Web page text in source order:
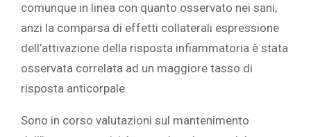
comunque in linea con quanto osservato nei sani,
anzi la comparsa di effetti collaterali espressione
dell’attivazione della risposta infiammatoria è stata
osservata correlata ad un maggiore tasso di
risposta anticorpale.
Sono in corso valutazioni sul mantenimento